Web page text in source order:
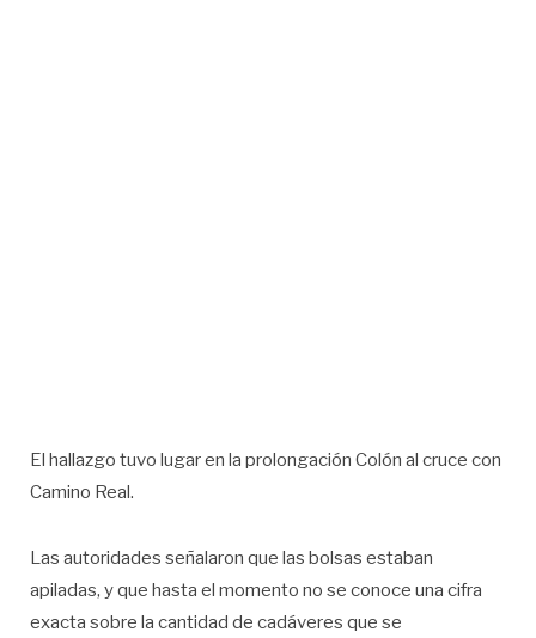
El hallazgo tuvo lugar en la prolongación Colón al cruce con
Camino Real.
Las autoridades señalaron que las bolsas estaban
apiladas, y que hasta el momento no se conoce una cifra
exacta sobre la cantidad de cadáveres que se